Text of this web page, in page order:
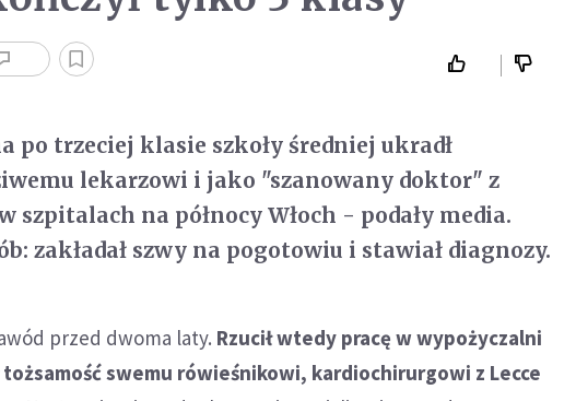
po trzeciej klasie szkoły średniej ukradł
lekarzowi i jako "szanowany doktor" z
szpitalach na północy Włoch - podały media.
zakładał szwy na pogotowiu i stawiał diagnozy.
przed dwoma laty. Rzucił wtedy pracę w wypożyczalni
swemu rówieśnikowi, kardiochirurgowi z Lecce